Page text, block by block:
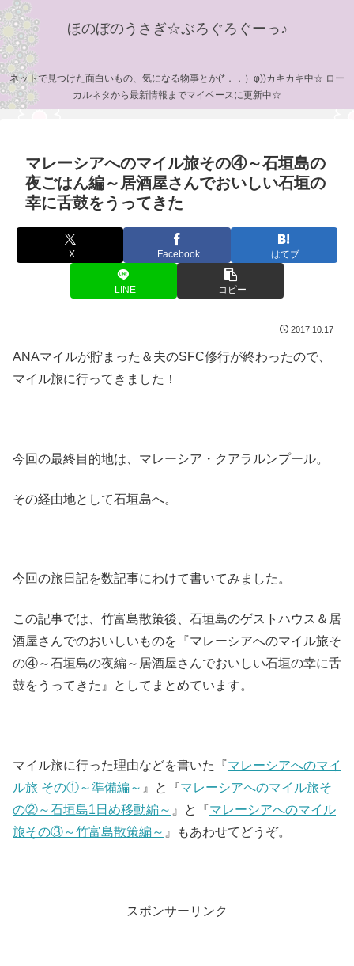
ほのぼのうさぎ☆ぶろぐろぐーっ♪
ネットで見つけた面白いもの、気になる物事とか(*．．）φ))カキカキ中☆ ロー
カルネタから最新情報までマイペースに更新中☆
マレーシアへのマイル旅その④～石垣島の
夜ごはん編～居酒屋さんでおいしい石垣の
幸に舌鼓をうってきた
X Facebook はてブ
LINE コピー
2017.10.17
ANAマイルが貯まった＆夫のSFC修行が終わったので、
マイル旅に行ってきました！
今回の最終目的地は、マレーシア・クアラルンプール。
その経由地として石垣島へ。
今回の旅日記を数記事にわけて書いてみました。
この記事では、竹富島散策後、石垣島のゲストハウス＆居
酒屋さんでのおいしいものを『マレーシアへのマイル旅そ
の④～石垣島の夜編～居酒屋さんでおいしい石垣の幸に舌
鼓をうってきた』としてまとめています。
マイル旅に行った理由などを書いた『マレーシアへのマイ
ル旅 その①～準備編～ 』と『マレーシアへのマイル旅そ
の②～石垣島1日め移動編～ 』と『マレーシアへのマイル
旅その③～竹富島散策編～ 』もあわせてどうぞ。
スポンサーリンク